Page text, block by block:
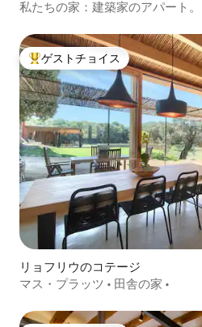
私たちの家：建築家のアパート。
大好評のゲストチョイスです。
ゲストチョイス
リョフリウのコテージ
マス・プラッツ • 田舎の家 •